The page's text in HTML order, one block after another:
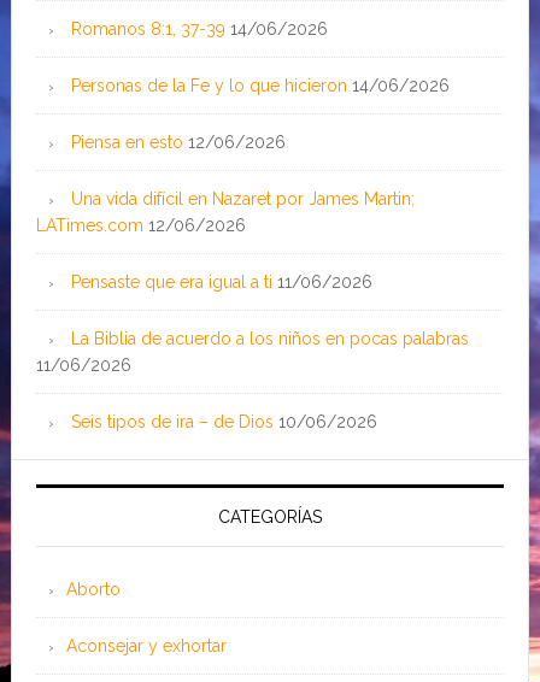
Romanos 8:1, 37-39 14/06/2026
Personas de la Fe y lo que hicieron 14/06/2026
Piensa en esto 12/06/2026
Una vida difícil en Nazaret por James Martin;
LATimes.com 12/06/2026
Pensaste que era igual a ti 11/06/2026
La Biblia de acuerdo a los niños en pocas palabras
11/06/2026
Seis tipos de ira – de Dios 10/06/2026
CATEGORÍAS
Aborto
Aconsejar y exhortar